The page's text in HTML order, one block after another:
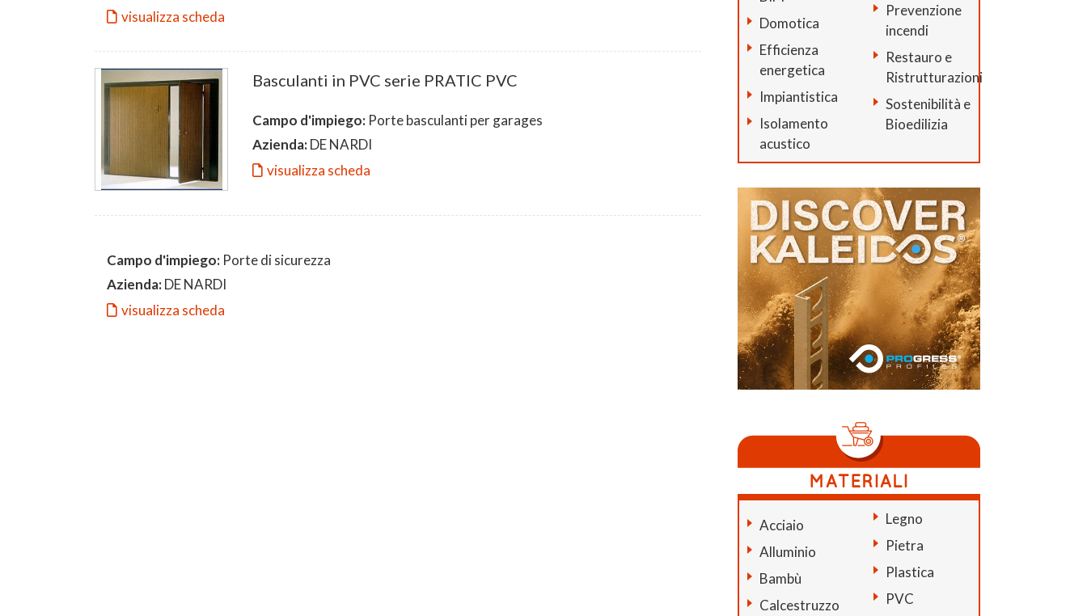
visualizza scheda
Basculanti in PVC serie PRATIC PVC
Campo d'impiego: Porte basculanti per garages
Azienda:DE NARDI
visualizza scheda
Campo d'impiego: Porte di sicurezza
Azienda:DE NARDI
visualizza scheda
Domotica
Efficienza
energetica
Impiantistica
Isolamento
acustico
Prevenzione
incendi
Restauro e
Ristrutturazioni
Sostenibilità e
Bioedilizia
Acciaio
Alluminio
Bambù
Calcestruzzo
Legno
Pietra
Plastica
PVC